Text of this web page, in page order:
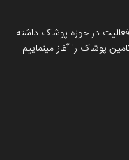
و اعتباری که بیش از 43 سال فعالیت در حوزه پوشاک داشته
پوشاک را آغاز مینماییم.